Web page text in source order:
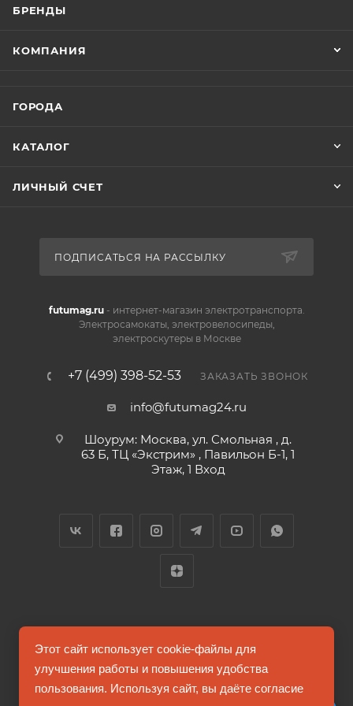
БРЕНДЫ
КОМПАНИЯ
ГОРОДА
КАТАЛОГ
ЛИЧНЫЙ СЧЕТ
ПОДПИСАТЬСЯ НА РАССЫЛКУ
futumag.ru- интернет-магазин электротранспорта.
Электросамокаты, электровелосипеды,
электроскутеры в Москве
+7 (499) 398-52-53 ЗАКАЗАТЬ ЗВОНОК
info@futumag24.ru
Шоурум: Москва, ул. Смольная , д.
63 Б, ТЦ «Экстрим» , Павильон Б-1, 1
Этаж, 1 Вход
2026 © FUTUMAG.RU
Этот сайт использует cookie-файлы для
улучшения работы и повышения удобства
пользования. Используя сайт, вы даёте согласие